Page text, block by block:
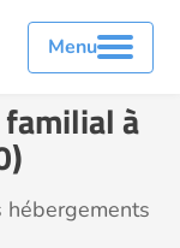
Menu
à
hébergements